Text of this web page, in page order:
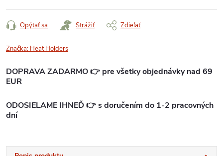
Opýtať sa Strážiť Zdieľať
Značka: Heat Holders
DOPRAVA ZADARMO 👉 pre všetky objednávky nad 69
EUR
ODOSIELAME IHNEĎ 👉 s doručením do 1-2 pracovných
dní